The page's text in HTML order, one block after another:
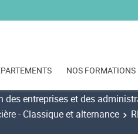
NOS FORMATIONS
des entreprises et des
- Classique et alternance